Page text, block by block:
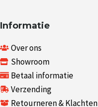
Informatie
Over ons
Showroom
Betaal informatie
Verzending
Retourneren & Klachten